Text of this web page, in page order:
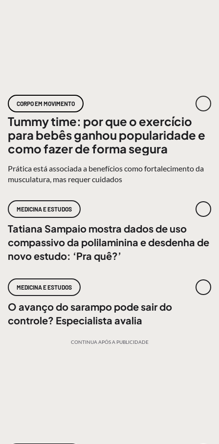
CORPO EM MOVIMENTO
Tummy time: por que o exercício
para bebês ganhou popularidade e
como fazer de forma segura
Prática está associada a benefícios como fortalecimento da
musculatura, mas requer cuidados
MEDICINA E ESTUDOS
Tatiana Sampaio mostra dados de uso
compassivo da polilaminina e desdenha de
novo estudo: ‘Pra quê?’
MEDICINA E ESTUDOS
O avanço do sarampo pode sair do
controle? Especialista avalia
CONTINUA APÓS A PUBLICIDADE